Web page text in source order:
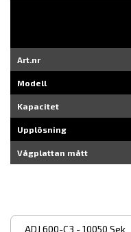
Art.nr
Modell
Kapacitet
Upplösning
Vågplattan mått
ADJ 600-C3 - 10050 Sek